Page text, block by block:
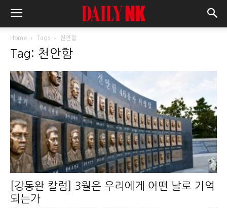
Home Tags 천안함
Tag: 천안함
[강동완 칼럼] 3월은 우리에게 어떤 날로 기억
되는가